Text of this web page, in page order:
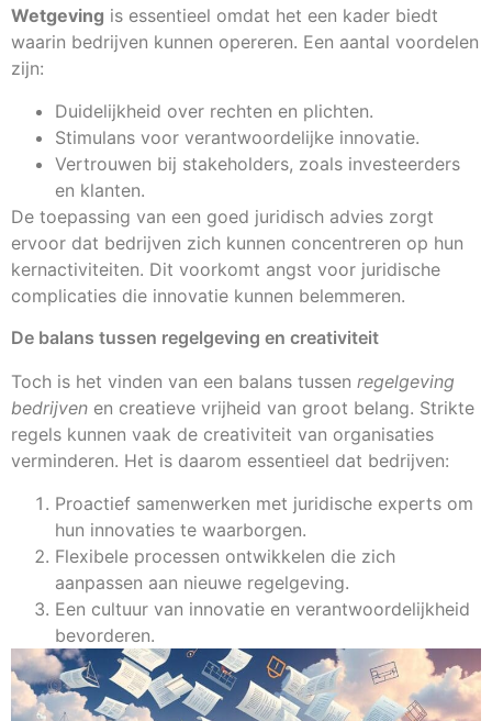
Wetgeving is essentieel omdat het een kader biedt
waarin bedrijven kunnen opereren. Een aantal voordelen
zijn:
Duidelijkheid over rechten en plichten.
Stimulans voor verantwoordelijke innovatie.
Vertrouwen bij stakeholders, zoals investeerders
en klanten.
De toepassing van een goed juridisch advies zorgt
ervoor dat bedrijven zich kunnen concentreren op hun
kernactiviteiten. Dit voorkomt angst voor juridische
complicaties die innovatie kunnen belemmeren.
De balans tussen regelgeving en creativiteit
Toch is het vinden van een balans tussen regelgeving
bedrijven en creatieve vrijheid van groot belang. Strikte
regels kunnen vaak de creativiteit van organisaties
verminderen. Het is daarom essentieel dat bedrijven:
Proactief samenwerken met juridische experts om
hun innovaties te waarborgen.
Flexibele processen ontwikkelen die zich
aanpassen aan nieuwe regelgeving.
Een cultuur van innovatie en verantwoordelijkheid
bevorderen.